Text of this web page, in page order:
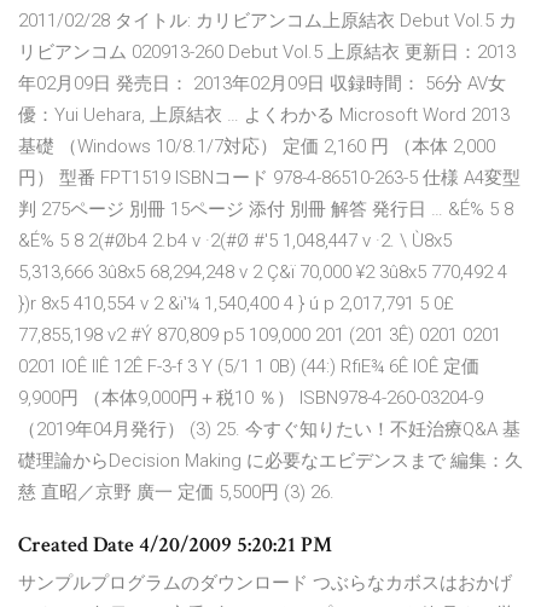
2011/02/28 タイトル: カリビアンコム上原結衣 Debut Vol.5 カ
リビアンコム 020913-260 Debut Vol.5 上原結衣 更新日：2013
年02月09日 発売日： 2013年02月09日 収録時間： 56分 AV女
優：Yui Uehara, 上原結衣 … よくわかる Microsoft Word 2013
基礎 （Windows 10/8.1/7対応） 定価 2,160 円 （本体 2,000
円） 型番 FPT1519 ISBNコード 978-4-86510-263-5 仕様 A4変型
判 275ページ 別冊 15ページ 添付 別冊 解答 発行日 … &É% 5 8
&É% 5 8 2(#Øb4 2.b4 v ·2(#Ø #'5 1,048,447 v ·2. \ Ù8x5
5,313,666 3û8x5 68,294,248 v 2 Ç&ï 70,000 ¥2 3û8x5 770,492 4
})r 8x5 410,554 v 2 &ï'¼ 1,540,400 4 } ú p 2,017,791 5 0£
77,855,198 v2 #Ý 870,809 p5 109,000 201 (201 3Ê) 0201 0201
0201 IOÊ IIÊ 12Ê F-3-f 3 Y (5/1 1 0B) (44:) RfiE¾ 6Ê IOÊ 定価
9,900円 （本体9,000円＋税10 ％） ISBN978-4-260-03204-9
（2019年04月発行） (3) 25. 今すぐ知りたい！不妊治療Q&A 基
礎理論からDecision Making に必要なエビデンスまで 編集：久
慈 直昭／京野 廣一 定価 5,500円 (3) 26.
Created Date 4/20/2009 5:20:21 PM
サンプルプログラムのダウンロード つぶらなカボスはおかげ